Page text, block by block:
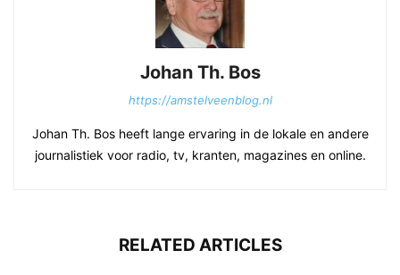
Johan Th. Bos
https://amstelveenblog.nl
Johan Th. Bos heeft lange ervaring in de lokale en andere
journalistiek voor radio, tv, kranten, magazines en online.
RELATED ARTICLES